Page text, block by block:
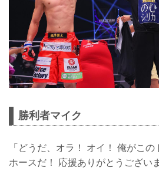
勝利者マイク
「どうだ、オラ！ オイ！ 俺がこ
ホースだ！ 応援ありがとうござい